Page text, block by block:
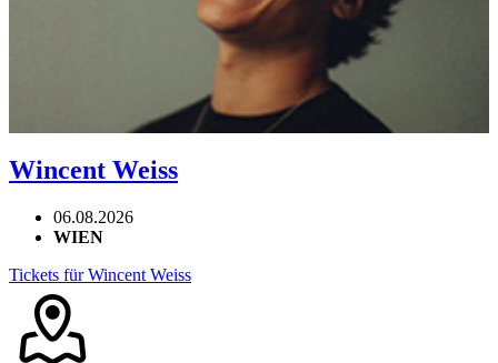
Wincent Weiss
06.08.2026
WIEN
Tickets für Wincent Weiss